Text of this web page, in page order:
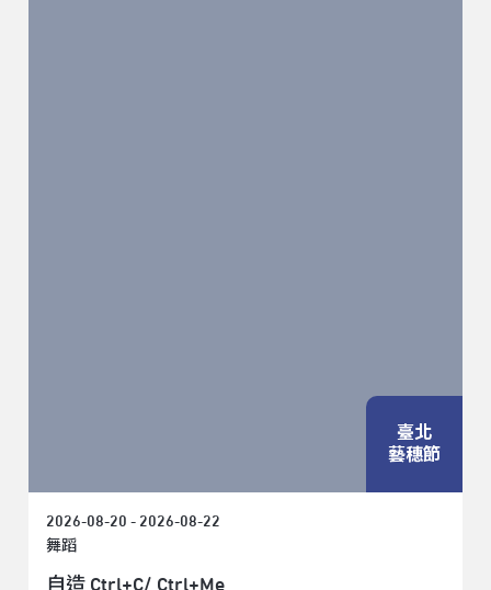
臺北
藝穗節
2026-08-20 - 2026-08-22
舞蹈
自造 Ctrl+C/ Ctrl+Me